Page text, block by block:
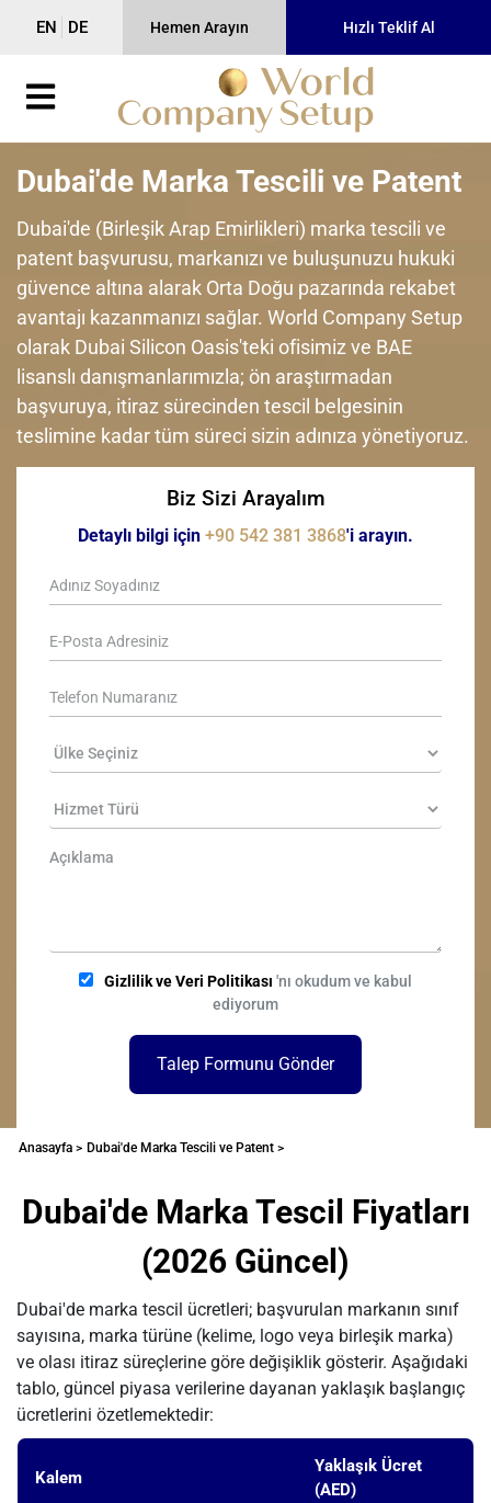
EN DE Hemen Arayın Hızlı Teklif Al
Dubai'de Marka Tescili ve Patent
Dubai'de (Birleşik Arap Emirlikleri) marka tescili ve
patent başvurusu, markanızı ve buluşunuzu hukuki
güvence altına alarak Orta Doğu pazarında rekabet
avantajı kazanmanızı sağlar. World Company Setup
olarak Dubai Silicon Oasis'teki ofisimiz ve BAE
lisanslı danışmanlarımızla; ön araştırmadan
başvuruya, itiraz sürecinden tescil belgesinin
teslimine kadar tüm süreci sizin adınıza yönetiyoruz.
Biz Sizi Arayalım
Detaylı bilgi için +90 542 381 3868'i arayın.
Gizlilik ve Veri Politikası 'nı okudum ve kabul
ediyorum
Talep Formunu Gönder
Anasayfa > Dubai'de Marka Tescili ve Patent >
Dubai'de Marka Tescil Fiyatları
(2026 Güncel)
Dubai'de marka tescil ücretleri; başvurulan markanın sınıf
sayısına, marka türüne (kelime, logo veya birleşik marka)
ve olası itiraz süreçlerine göre değişiklik gösterir. Aşağıdaki
tablo, güncel piyasa verilerine dayanan yaklaşık başlangıç
ücretlerini özetlemektedir:
Kalem
Yaklaşık Ücret
(AED)